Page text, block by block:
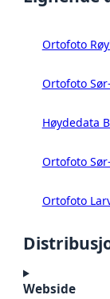
Ortofoto
Ortofoto
Høydedata
Ortofoto
Ortofoto
Webside